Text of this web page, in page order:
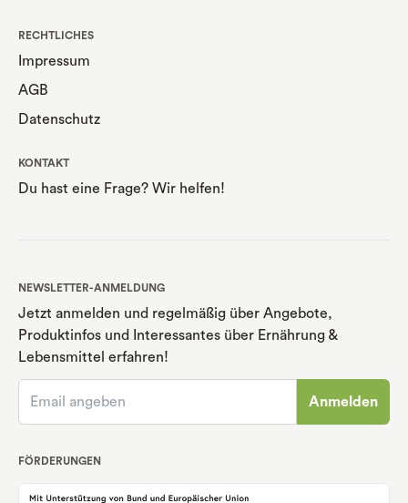
RECHTLICHES
Impressum
AGB
Datenschutz
KONTAKT
Du hast eine Frage? Wir helfen!
NEWSLETTER-ANMELDUNG
Jetzt anmelden und regelmäßig über Angebote,
Produktinfos und Interessantes über Ernährung &
Lebensmittel erfahren!
Anmelden
FÖRDERUNGEN